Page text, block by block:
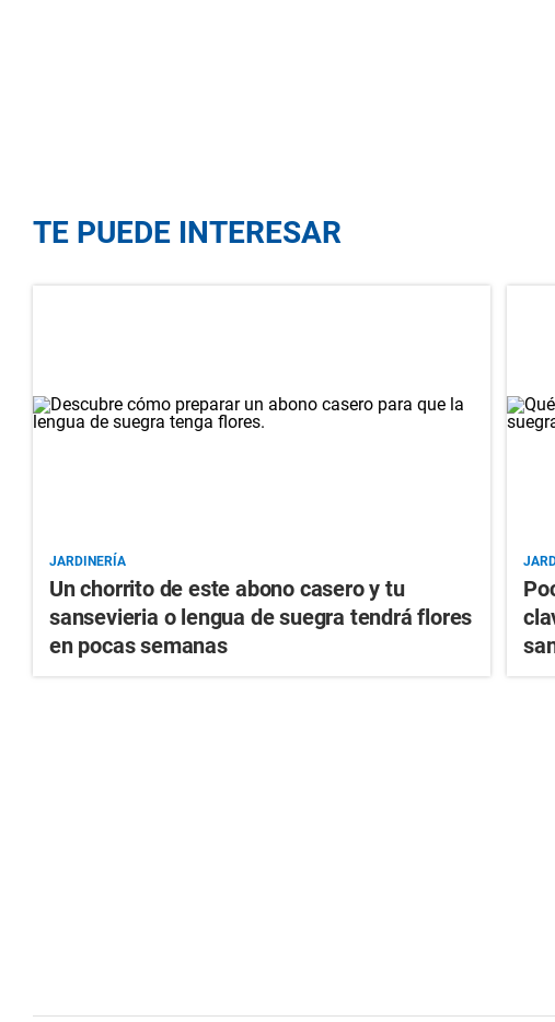
TE PUEDE INTERESAR
JARDINERÍA
Un chorrito de este abono casero y tu
sansevieria o lengua de suegra tendrá flores
en pocas semanas